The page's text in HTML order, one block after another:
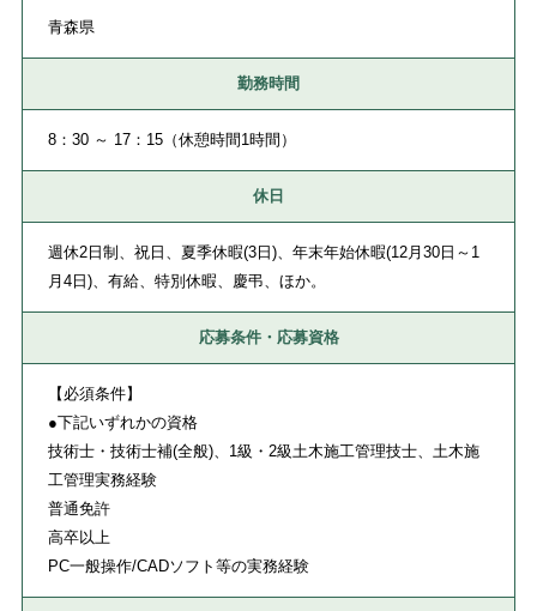
青森県
勤務時間
8：30 ～ 17：15（休憩時間1時間）
休日
週休2日制、祝日、夏季休暇(3日)、年末年始休暇(12月30日～1
月4日)、有給、特別休暇、慶弔、ほか。
応募条件・応募資格
【必須条件】
●下記いずれかの資格
技術士・技術士補(全般)、1級・2級土木施工管理技士、土木施
工管理実務経験
普通免許
高卒以上
PC一般操作/CADソフト等の実務経験